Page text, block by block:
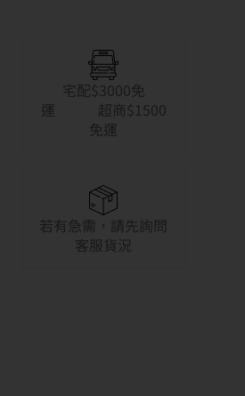
宅配$3000免
運 超商$1500
免運
若有急需，請先詢問
客服貨況